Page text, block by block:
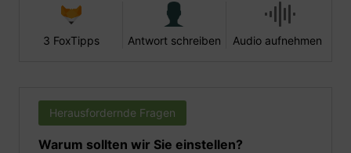
3 FoxTipps Antwort schreiben Audio aufnehmen
Herausfordernde Fragen
Warum sollten wir Sie einstellen?